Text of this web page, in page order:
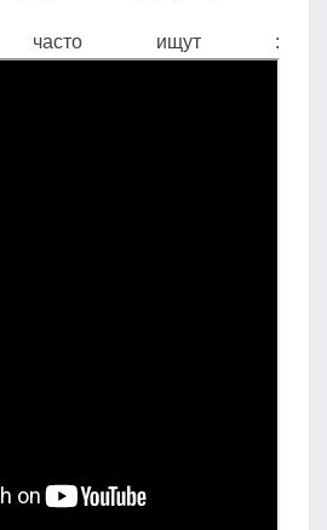
часто ищут :